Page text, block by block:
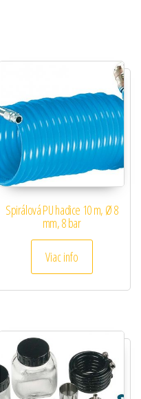
Spirálová PU hadice 10 m, Ø 8
mm, 8 bar
Viac info